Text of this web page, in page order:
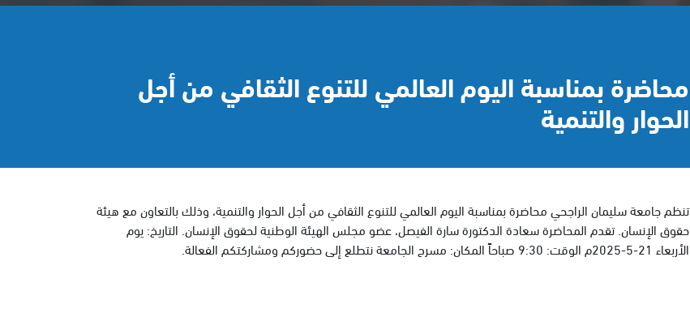
محاضرة بمناسبة اليوم العالمي للتنوع الثقافي من أجل
الحوار والتنمية
تنظم جامعة سليمان الراجحي محاضرة بمناسبة اليوم العالمي للتنوع الثقافي من أجل الحوار والتنمية، وذلك بالتعاون مع هيئة
حقوق الإنسان. تقدم المحاضرة سعادة الدكتورة سارة الفيصل، عضو مجلس الهيئة الوطنية لحقوق الإنسان. التاريخ: يوم
الأربعاء 21-5-2025م الوقت: 9:30 صباحاً المكان: مسرح الجامعة نتطلع إلى حضوركم ومشاركتكم الفعالة.